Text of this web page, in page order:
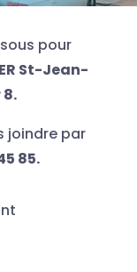
pour
St-Jean-
joindre par
85.